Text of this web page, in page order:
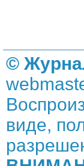
©
виде,